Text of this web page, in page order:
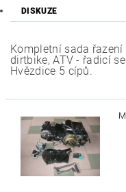
DISKUZE
Kompletní sada
dirtbike, ATV - řadicí
Hvězdice 5 cípů.